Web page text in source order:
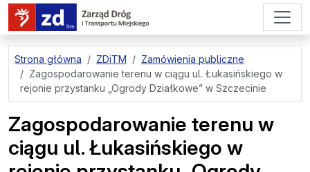
przejdź do treści strony
Strona główna ZDiTM
Zamówienia publiczne
Zagospodarowanie terenu w ciągu ul. Łukasińskiego w
rejonie przystanku „Ogrody Działkowe” w Szczecinie
Zagospodarowanie terenu w
ciągu ul. Łukasińskiego w